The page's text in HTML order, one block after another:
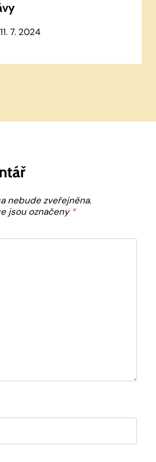
11. 7. 2024
nebude zveřejněna.
jsou označeny *